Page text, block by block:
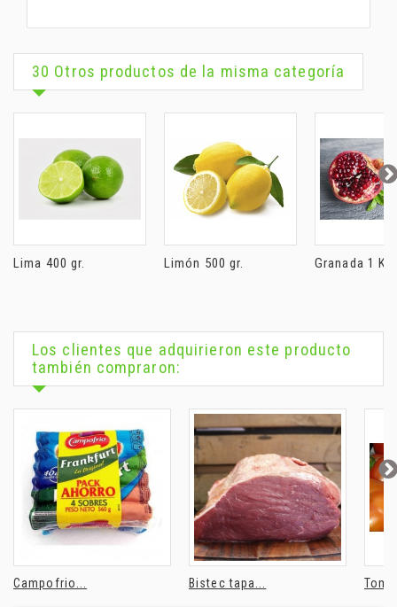
30 Otros productos de la misma categoría
Lima 400 gr. Limón 500 gr. Granada 1
Los clientes que adquirieron este producto
también compraron:
Campofrio... Bistec tapa...